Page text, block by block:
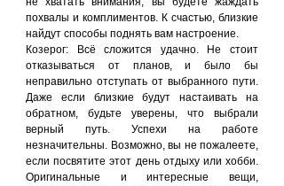
похвалы и комплиментов. К счастью, близкие
найдут способы поднять вам настроение.
Козерог: Всё сложится удачно. Не стоит
отказываться от планов, и было бы
неправильно отступать от выбранного пути.
Даже если близкие будут настаивать на
обратном, будьте уверены, что выбрали
верный путь. Успехи на работе
незначительны. Возможно, вы не пожалеете,
если посвятите этот день отдыху или хобби.
Оригинальные и интересные вещи,